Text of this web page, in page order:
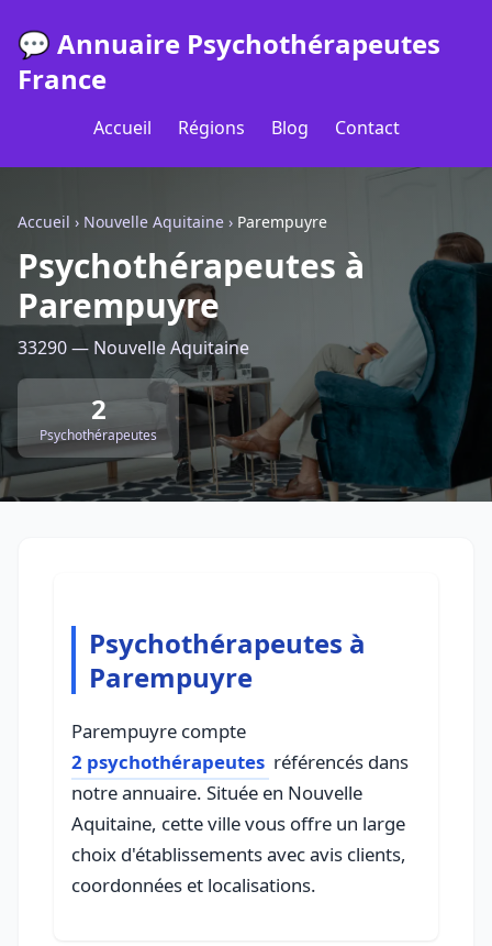
💬 Annuaire Psychothérapeutes
France
Accueil Régions Blog Contact
Accueil › Nouvelle Aquitaine › Parempuyre
Psychothérapeutes à
Parempuyre
33290 — Nouvelle Aquitaine
2
Psychothérapeutes
Psychothérapeutes à
Parempuyre
Parempuyre compte
2 psychothérapeutes référencés dans
notre annuaire. Située en Nouvelle
Aquitaine, cette ville vous offre un large
choix d'établissements avec avis clients,
coordonnées et localisations.